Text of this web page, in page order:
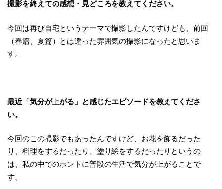
撮影を終えての感想・見どころを教えてください。
今回は再び自宅というテーマで撮影したんですけども、前回
（春篇、夏篇）とは違った雰囲気の撮影になったと思いま
す。
最近「気分が上がる」と感じたエピソードを教えてくださ
い。
今回のこの撮影でもあったんですけど、お花を飾るだった
り、料理をするだったり、塗り絵をするだったりというの
は、私の中でのホントに普段の生活で気分が上がることで
す。